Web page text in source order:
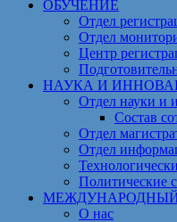
ОБУЧЕНИЕ
Отдел
Отдел
Центр
НАУКА И
Отдел науки и
Состав
Отдел
Отдел
Политические
О нас